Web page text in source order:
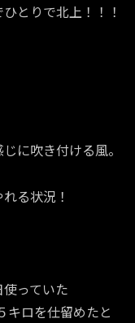
とりで北上！！！
に吹き付ける風。
る状況！
っていた
キロを仕留めたと